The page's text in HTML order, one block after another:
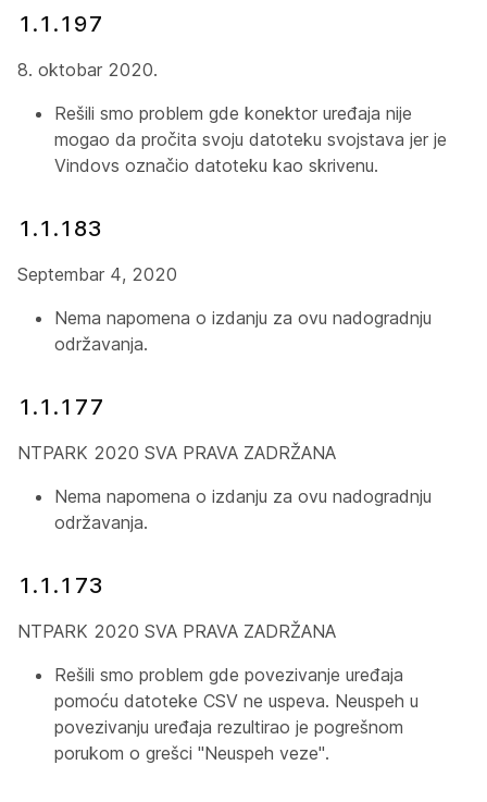
1.1.197
8. oktobar 2020.
Rešili smo problem gde konektor uređaja nije
mogao da pročita svoju datoteku svojstava jer je
Vindovs označio datoteku kao skrivenu.
1.1.183
Septembar 4, 2020
Nema napomena o izdanju za ovu nadogradnju
održavanja.
1.1.177
NTPARK 2020 SVA PRAVA ZADRŽANA
Nema napomena o izdanju za ovu nadogradnju
održavanja.
1.1.173
NTPARK 2020 SVA PRAVA ZADRŽANA
Rešili smo problem gde povezivanje uređaja
pomoću datoteke CSV ne uspeva. Neuspeh u
povezivanju uređaja rezultirao je pogrešnom
porukom o grešci "Neuspeh veze".